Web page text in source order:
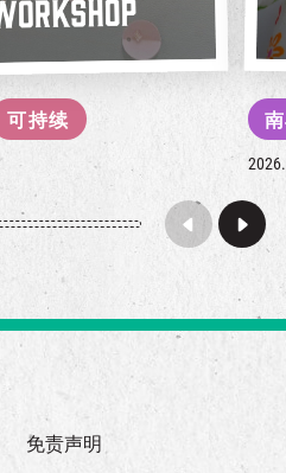
可持续
免责声明